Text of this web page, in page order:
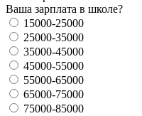
Ваша зарплата в школе?
15000-25000
25000-35000
35000-45000
45000-55000
55000-65000
65000-75000
75000-85000